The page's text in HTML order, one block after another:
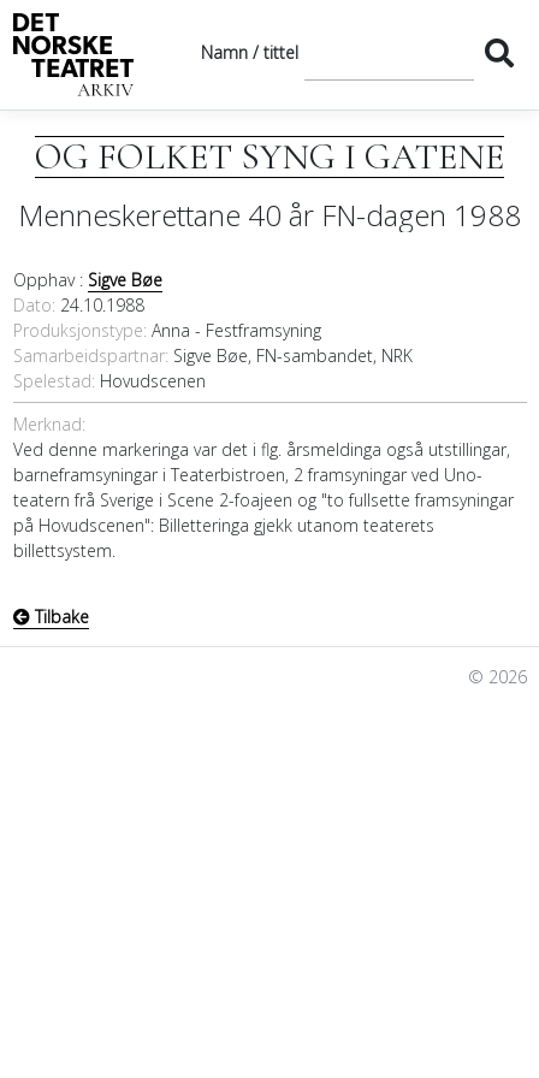
Namn / tittel
OG FOLKET SYNG I GATENE
Menneskerettane 40 år FN-dagen 1988
Opphav : Sigve Bøe
Dato 24.10.1988
Produksjonstype: Anna - Festframsyning
Samarbeidspartnar Sigve Bøe, FN-sambandet, NRK
Spelestad: Hovudscenen
Merknad:
Ved denne markeringa var det i flg. årsmeldinga også utstillingar,
barneframsyningar i Teaterbistroen, 2 framsyningar ved Uno-
teatern frå Sverige i Scene 2-foajeen og "to fullsette framsyningar
på Hovudscenen": Billetteringa gjekk utanom teaterets
billettsystem.
Tilbake
© 2026